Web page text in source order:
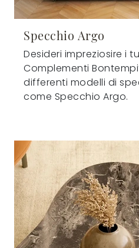
Specchio Argo
Desideri impreziosire i
Complementi
differenti modelli di
come Specchio Argo.